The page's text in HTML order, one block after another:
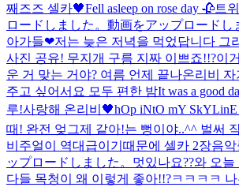
째즈즈 셀카🖤Fell asleep on rose day 🥀트
ロードしました。 動画をアップロードし
아가들❤저는 늦은 저녁을 먹었답니다 그
사진 공유! 무지개 구름 지짜 이쁘죠!!?이
운 거 맞는 거야? 여름 언제 끝나온리비 자
주고 싶어서요 모두 편한 밤It was a good
루!사랑해 온리비🖤hOp iNtO mY
때! 완전 엊그제 같아!는 뻥이야..^^ 벌써
비주얼이 역대급이기때문에 셀카 2장음
ップロードしました。 멋있나요??와 오늘
다들 목청이 왜 이렇게 좋아!!?ㅋㅋㅋㅋ